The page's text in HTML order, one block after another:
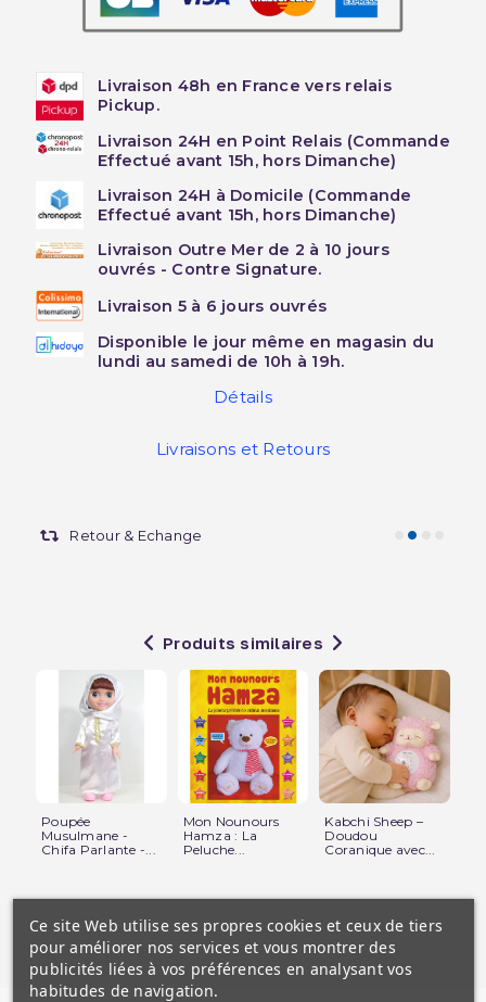
Livraison 48h en France vers relais
Pickup.
Livraison 24H en Point Relais (Commande
Effectué avant 15h, hors Dimanche)
Livraison 24H à Domicile (Commande
Effectué avant 15h, hors Dimanche)
Livraison Outre Mer de 2 à 10 jours
ouvrés - Contre Signature.
Livraison 5 à 6 jours ouvrés
Disponible le jour même en magasin du
lundi au samedi de 10h à 19h.
Détails
Livraisons et Retours
Retour & Echange
Produits similaires
Poupée
Musulmane -
Chifa Parlante -...
Mon Nounours
Hamza : La
Peluche...
Kabchi Sheep –
Doudou
Coranique avec...
Ce site Web utilise ses propres cookies et ceux de tiers
pour améliorer nos services et vous montrer des
publicités liées à vos préférences en analysant vos
habitudes de navigation.